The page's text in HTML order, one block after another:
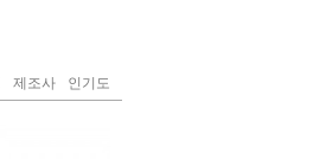
제조사 인기도